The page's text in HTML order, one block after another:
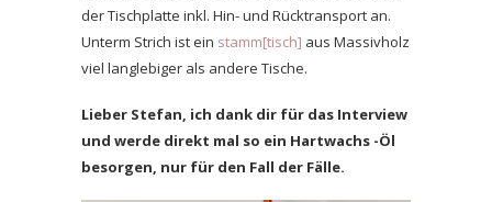
der Tischplatte inkl. Hin- und Rücktransport an.
Unterm Strich ist ein stamm[tisch] aus Massivholz
viel langlebiger als andere Tische.
Lieber Stefan, ich dank dir für das Interview
und werde direkt mal so ein Hartwachs -Öl
besorgen, nur für den Fall der Fälle.